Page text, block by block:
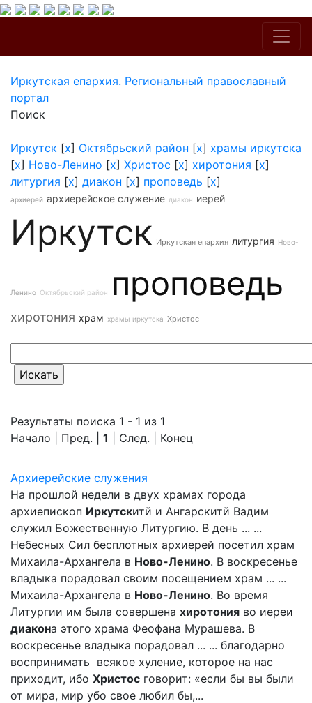
Иркутская епархия. Региональный православный
портал
Поиск
Иркутск [x] Октябрьский район [x] храмы иркутска
[x] Ново-Ленино [x] Христос [x] хиротония [x]
литургия [x] диакон [x] проповедь [x]
архиерей архиерейское служение диакон иерей
Иркутск Иркутская епархия литургия Ново-
Ленино Октябрьский район проповедь
хиротония храм храмы иркутска Христос
Результаты поиска 1 - 1 из 1
Начало | Пред. | 1 | След. | Конец
Архиерейские служения
На прошлой недели в двух храмах города
архиепископ Иркутскитй и Ангарскитй Вадим
служил Божественную Литургию. В день ... ...
Небесных Сил бесплотных архиерей посетил храм
Михаила-Архангела в Ново-Ленино. В воскресенье
владыка порадовал своим посещением храм ... ...
Михаила-Архангела в Ново-Ленино. Во время
Литургии им была совершена хиротония во иереи
диакона этого храма Феофана Мурашева. В
воскресенье владыка порадовал ... ... благодарно
воспринимать всякое хуление, которое на нас
приходит, ибо Христос говорит: «если бы вы были
от мира, мир убо свое любил бы,...